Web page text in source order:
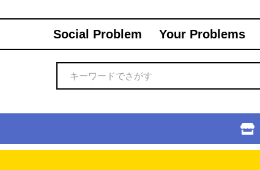
Social Problem Your Problems